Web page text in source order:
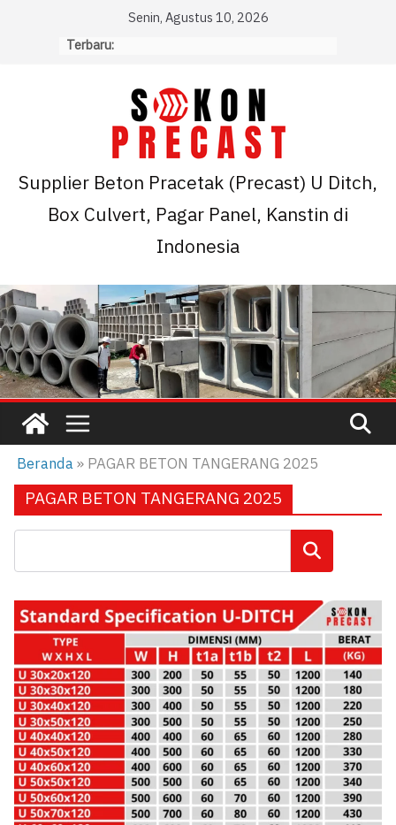
Senin, Agustus 10, 2026
Terbaru:
Supplier Beton Pracetak (Precast) U Ditch,
Box Culvert, Pagar Panel, Kanstin di
Indonesia
Beranda» PAGAR BETON TANGERANG 2025
PAGAR BETON TANGERANG 2025
Cari